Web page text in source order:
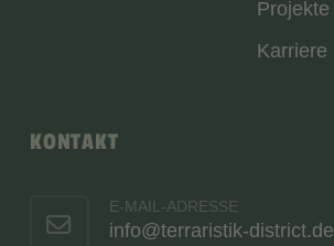
Projekte
Karriere
KONTAKT
E-MAIL-ADRESSE
info@terraristik-district.de